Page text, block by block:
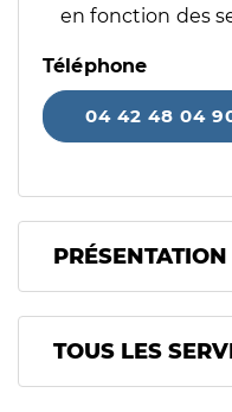
en fonction des
Téléphone
04 42 48 04
PRÉSENTATION
Tous les
TOUS LES